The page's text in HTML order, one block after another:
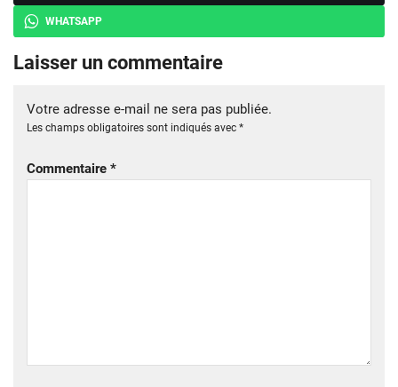
WHATSAPP
Laisser un commentaire
Votre adresse e-mail ne sera pas publiée.
Les champs obligatoires sont indiqués avec *
Commentaire *